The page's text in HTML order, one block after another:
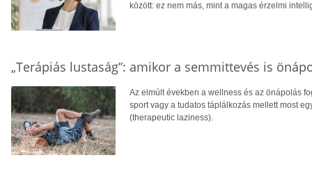
között: ez nem más, mint a magas érzelmi
„Terápiás lustaság”: amikor a semmittevés is
Az elmúlt években a wellness és az önápolás
sport vagy a tudatos táplálkozás mellett most
(therapeutic laziness).